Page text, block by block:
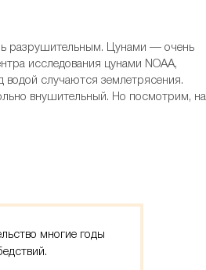
разрушительным. Цунами — очень
исследования цунами NOAA,
водой случаются землетрясения.
внушительный. Но посмотрим, на
многие годы